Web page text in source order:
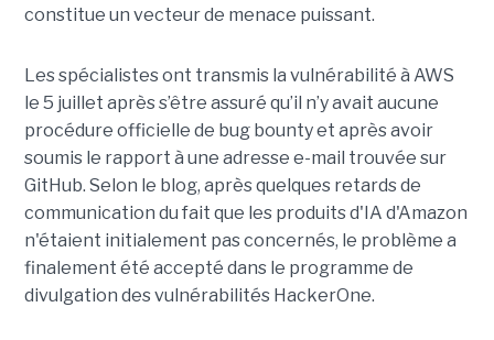
constitue un vecteur de menace puissant.
Les spécialistes ont transmis la vulnérabilité à AWS
le 5 juillet après s’être assuré qu’il n’y avait aucune
procédure officielle de bug bounty et après avoir
soumis le rapport à une adresse e-mail trouvée sur
GitHub. Selon le blog, après quelques retards de
communication du fait que les produits d'IA d'Amazon
n'étaient initialement pas concernés, le problème a
finalement été accepté dans le programme de
divulgation des vulnérabilités HackerOne.